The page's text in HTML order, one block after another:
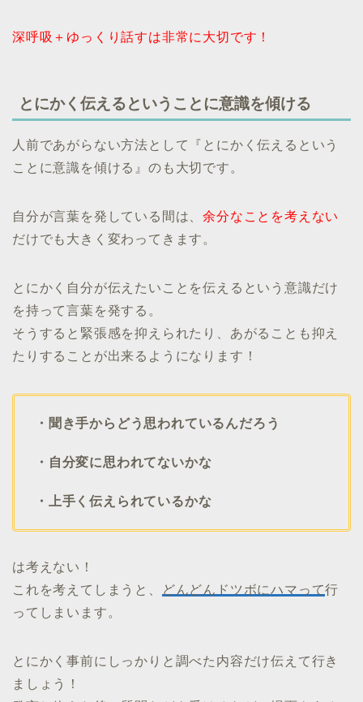
深呼吸＋ゆっくり話すは非常に大切です！
とにかく伝えるということに意識を傾ける
人前であがらない方法として『とにかく伝えるという
ことに意識を傾ける』のも大切です。
自分が言葉を発している間は、余分なことを考えない
だけでも大きく変わってきます。
とにかく自分が伝えたいことを伝えるという意識だけ
を持って言葉を発する。
そうすると緊張感を抑えられたり、あがることも抑え
たりすることが出来るようになります！
・聞き手からどう思われているんだろう
・自分変に思われてないかな
・上手く伝えられているかな
は考えない！
これを考えてしまうと、
どんどんドツボにハマって行
ってしまいます。
とにかく事前にしっかりと調べた内容だけ伝えて行き
ましょう！